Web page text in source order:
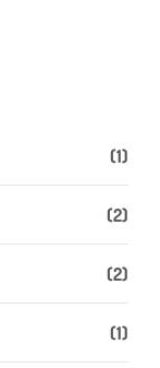
(1)
(2)
(2)
(1)